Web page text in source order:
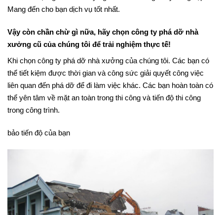
24/7. Có đội ngũ thiết kế tay nghề cao thi công chuyên nghiệp.
Vậy còn chần chừ gì nữa, hãy chọn công ty phá dỡ nhà
Khi chọn công ty phá dỡ nhà xưởng của chúng tôi. Các bạn có
thể tiết kiệm được thời gian và công sức giải quyết công việc
liên quan đến phá dỡ để đi làm việc khác. Các bạn hoàn toàn có
thể yên tâm về mặt an toàn trong thi công và tiến độ thi công